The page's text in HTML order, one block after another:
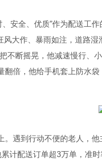
全、优质”作为配送工
风大作、暴雨如注，道路
不断摇晃，他减速慢行
倍，他给手机套上防水
到行动不便的老人，他
计配送订单超3万单，准